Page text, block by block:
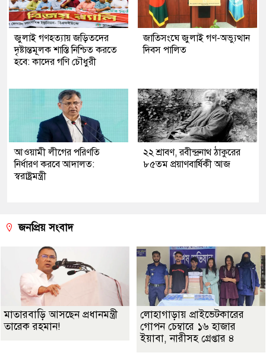
জুলাই গণহত্যায় জড়িতদের
দৃষ্টান্তমূলক শাস্তি নিশ্চিত করতে
হবে: কাদের গণি চৌধুরী
জাতিসংঘে জুলাই গণ-অভ্যুত্থান
দিবস পালিত
আওয়ামী লীগের পরিণতি
নির্ধারণ করবে আদালত:
স্বরাষ্ট্রমন্ত্রী
২২ শ্রাবণ, রবীন্দ্রনাথ ঠাকুরের
৮৫তম প্রয়াণবার্ষিকী আজ
জনপ্রিয় সংবাদ
মাতারবাড়ি আসছেন প্রধানমন্ত্রী
তারেক রহমান!
লোহাগাড়ায় প্রাইভেটকারের
গোপন চেম্বারে ১৬ হাজার
ইয়াবা, নারীসহ গ্রেপ্তার ৪